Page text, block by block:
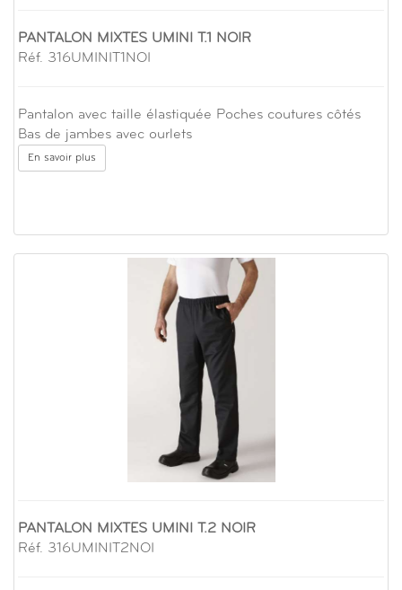
PANTALON MIXTES UMINI T.1 NOIR
Réf. 316UMINIT1NOI
Pantalon avec taille élastiquée Poches coutures côtés
Bas de jambes avec ourlets
En savoir plus
PANTALON MIXTES UMINI T.2 NOIR
Réf. 316UMINIT2NOI